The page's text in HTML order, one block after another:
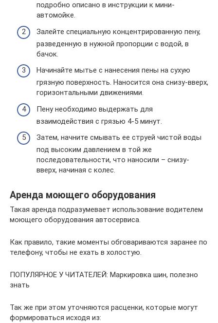
подробно описано в инструкции к мини-
автомойке.
Залейте специальную концентрированную пену,
разведенную в нужной пропорции с водой, в
бачок.
Начинайте мытье с нанесения пены на сухую
грязную поверхность. Наносится она снизу-вверх,
горизонтальными движениями.
Пену необходимо выдержать для
взаимодействия с грязью 4-5 минут.
Затем, начните смывать ее струей чистой воды
под высоким давлением в той же
последовательности, что наносили – снизу-
вверх, начиная с колес.
Аренда моющего оборудования
Такая аренда подразумевает использование водителем
моющего оборудования автосервиса.
Как правило, такие моменты обговариваются заранее по
телефону, чтобы не ехать в холостую.
ПОПУЛЯРНОЕ У ЧИТАТЕЛЕЙ: Маркировка шин, полезно
знать
Так же при этом уточняются расценки, которые могут
формироваться исходя из: